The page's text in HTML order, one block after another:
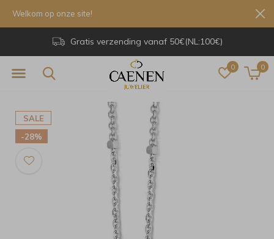
0 0
Gratis verzending vanaf 50€(NL:100€)
Welkom op onze site!
SALE
-28%